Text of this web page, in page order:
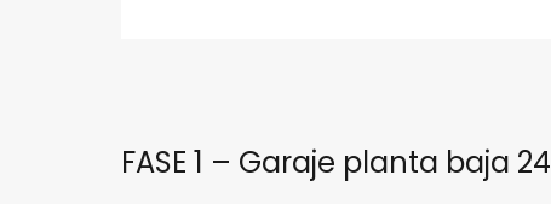
FASE 1 – Garaje planta baja 24